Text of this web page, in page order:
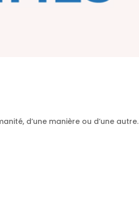
d’une manière ou d’une autre.